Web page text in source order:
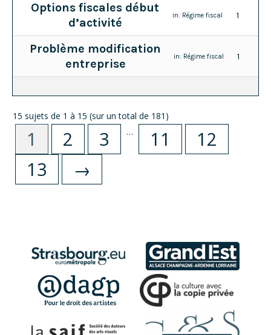
Options fiscales début
d’activité
in: Régime fiscal 1
Problème modification
entreprise
in: Régime fiscal 1
15 sujets de 1 à 15 (sur un total de 181)
1 2 3 … 11
12
13
→